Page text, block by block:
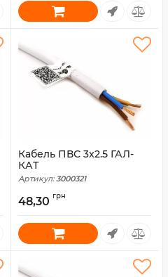
Кабель ПВС 3x2.5 ГАЛ-
КАТ
Артикул: 3000321
48,30 грн